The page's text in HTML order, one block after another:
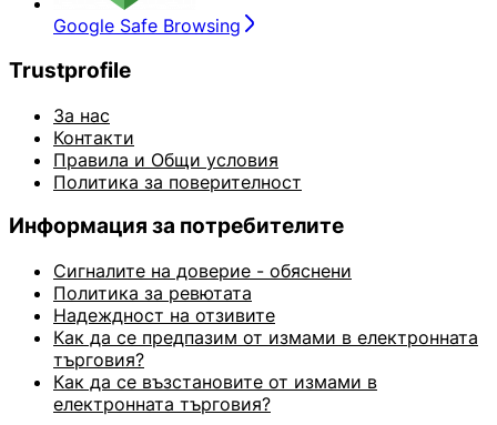
Google Safe Browsing
Trustprofile
За нас
Контакти
Правила и Общи условия
Политика за поверителност
Информация за потребителите
Сигналите на доверие - обяснени
Политика за ревютата
Надеждност на отзивите
Как да се предпазим от измами в електронната
търговия?
Как да се възстановите от измами в
електронната търговия?